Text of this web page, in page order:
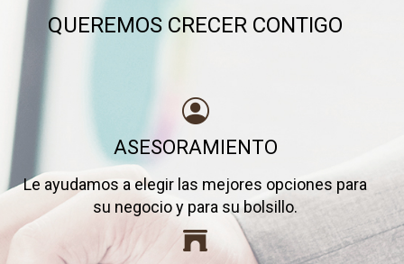
QUEREMOS CRECER CONTIGO
ASESORAMIENTO
Le ayudamos a elegir las mejores opciones para
su negocio y para su bolsillo.